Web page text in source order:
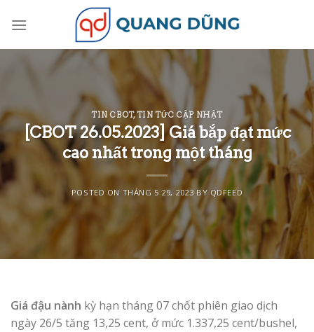
TIN CBOT, TIN TỨC CẬP NHẬT
[CBOT 26.05.2023] Giá bắp đạt mức
cao nhất trong một tháng
POSTED ON THÁNG 5 29, 2023 BYQDFEED
Giá đậu nành kỳ hạn tháng 07 chốt phiên giao dịch
ngày 26/5 tăng 13,25 cent, ở mức 1.337,25 cent/bushel,